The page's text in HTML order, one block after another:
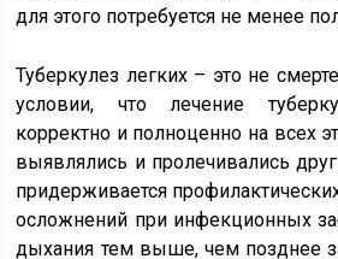
для этого потребуется не менее
Туберкулез легких – это не
условии, что лечение
корректно и полноценно на всех
выявлялись и пролечивались
придерживается
осложнений при инфекционных
дыхания тем выше, чем позднее